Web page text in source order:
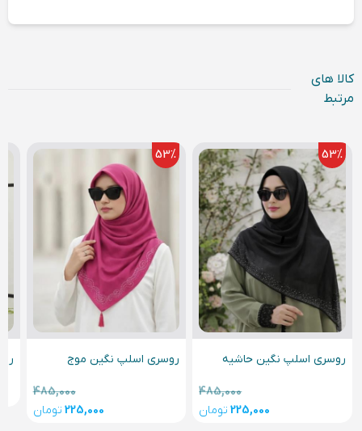
کالا های
مرتبط
53%
روسری اسلپ نگین حاشیه
485,000
225,000 تومان
53%
روسری اسلپ نگین موج
485,000
225,000 تومان